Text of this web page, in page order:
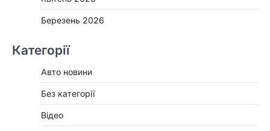
Березень 2026
Категорії
Авто новини
Без категорії
Відео